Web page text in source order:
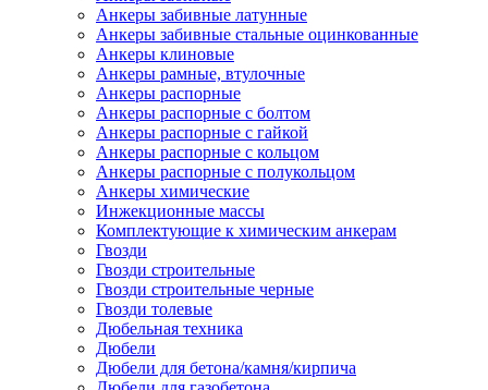
Анкеры забивные латунные
Анкеры забивные стальные оцинкованные
Анкеры клиновые
Анкеры рамные, втулочные
Анкеры распорные
Анкеры распорные с болтом
Анкеры распорные с гайкой
Анкеры распорные с кольцом
Анкеры распорные с полукольцом
Анкеры химические
Инжекционные массы
Комплектующие к химическим анкерам
Гвозди
Гвозди строительные
Гвозди строительные черные
Гвозди толевые
Дюбельная техника
Дюбели
Дюбели для бетона/камня/кирпича